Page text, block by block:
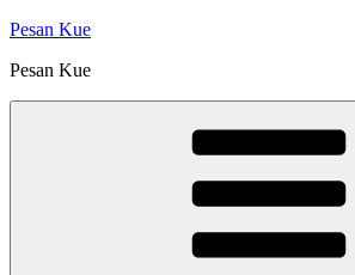
Skip
content
Pesan Kue
Pesan Kue